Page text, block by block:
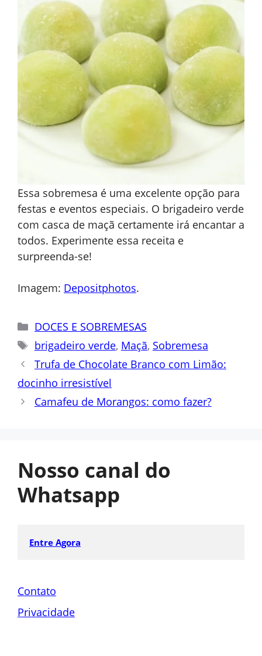
Essa sobremesa é uma excelente opção para
festas e eventos especiais. O brigadeiro verde
com casca de maçã certamente irá encantar a
todos. Experimente essa receita e
surpreenda-se!
Imagem: Depositphotos.
Categorias
DOCES E SOBREMESAS
Tags
brigadeiro verde, Maçã, Sobremesa
Trufa de Chocolate Branco com Limão:
docinho irresistível
Camafeu de Morangos: como fazer?
Nosso canal do
Whatsapp
Entre Agora
Contato
Privacidade